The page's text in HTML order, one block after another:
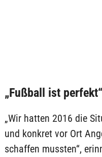
„Fußball ist perfekt“
„Wir hatten 2016 die
und konkret vor Ort
schaffen mussten“,